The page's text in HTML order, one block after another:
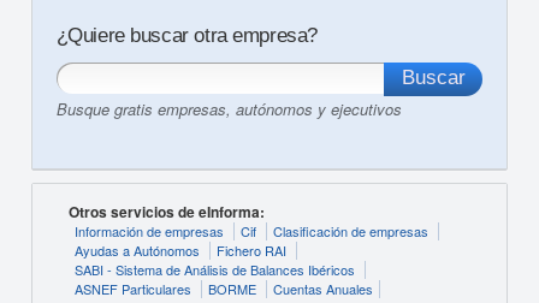
¿Quiere buscar otra empresa?
Busque gratis empresas, autónomos y ejecutivos
Otros servicios de eInforma:
Información de empresas Cif
Clasificación de empresas
Ayudas a Autónomos
Fichero RAI
SABI - Sistema de Análisis de Balances Ibéricos
ASNEF Particulares
BORME Cuentas Anuales